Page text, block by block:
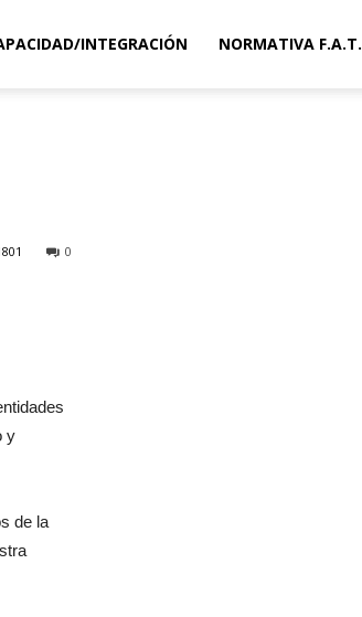
INTEGRACIÓN NORMATIVA F.A.T.
0
y
de la